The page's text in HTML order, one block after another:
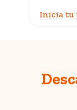
Inicia tu